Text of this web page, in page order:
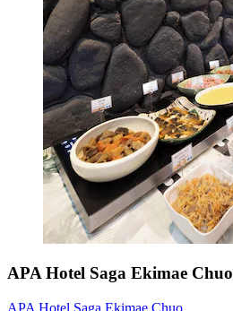
APA Hotel Saga Ekimae Chuo
APA Hotel Saga Ekimae Chuo